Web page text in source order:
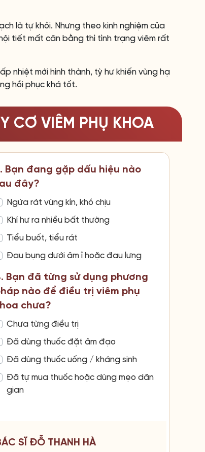
là tự khỏi. Nhưng theo kinh nghiệm của
tiết mất cân bằng thì tình trạng viêm rất
nhiệt mới hình thành, tỳ hư khiến vùng hạ
hồi phục khá tốt.
CƠ VIÊM PHỤ KHOA
Bạn đang gặp dấu hiệu nào
đây?
Ngứa rát vùng kín, khó chịu
Khí hư ra nhiều bất thường
Tiểu buốt, tiểu rát
Đau bụng dưới âm ỉ hoặc đau lưng
Bạn đã từng sử dụng phương
nào để điều trị viêm phụ
chưa?
Chưa từng điều trị
Đã dùng thuốc đặt âm đạo
Đã dùng thuốc uống / kháng sinh
Đã tự mua thuốc hoặc dùng mẹo dân
gian
SĨ ĐỖ THANH HÀ